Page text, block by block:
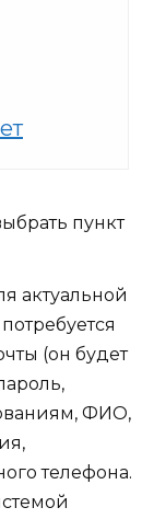
пункт
актуальной
(он будет
ФИО,
телефона.